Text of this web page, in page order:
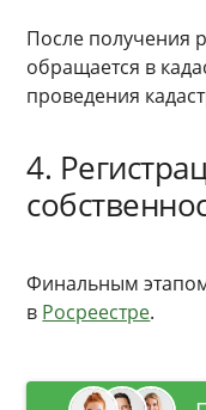
После получения
обращается в
проведения
4.
Финальным
в Росреестре.